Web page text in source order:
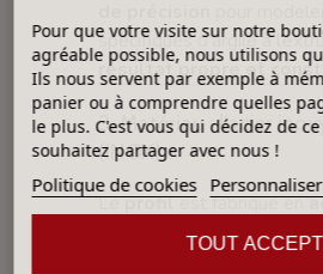
spécifiques d’argile à
résultat propre et
3. Matériau : l’acier
(INOX)
Leprofilest fabriqué en
inoxydable de qualité
Pour que votre visite sur notre
agréable possible, nous utilisons
Ils nous servent par exemple à
panier ou à comprendre quelles
le plus. C'est vous qui décidez de
souhaitez partager avec nous !
Politique de cookies
TOUT